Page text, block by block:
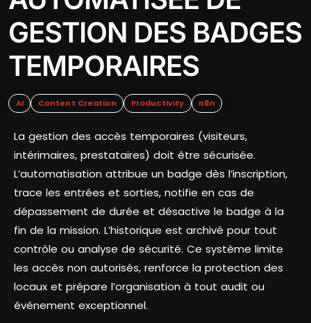
GESTION DES BADGES
TEMPORAIRES
AI Content Creation Productivity n8n
La gestion des accès temporaires (visiteurs,
intérimaires, prestataires) doit être sécurisée.
L’automatisation attribue un badge dès l’inscription,
trace les entrées et sorties, notifie en cas de
dépassement de durée et désactive le badge à la
fin de la mission. L’historique est archivé pour tout
contrôle ou analyse de sécurité. Ce système limite
les accès non autorisés, renforce la protection des
locaux et prépare l’organisation à tout audit ou
événement exceptionnel.